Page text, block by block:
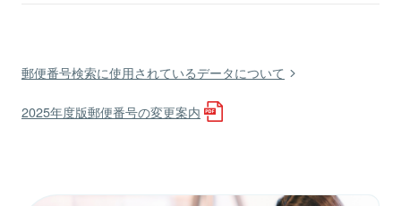
郵便番号検索に使用されているデータについて
2025年度版郵便番号の変更案内